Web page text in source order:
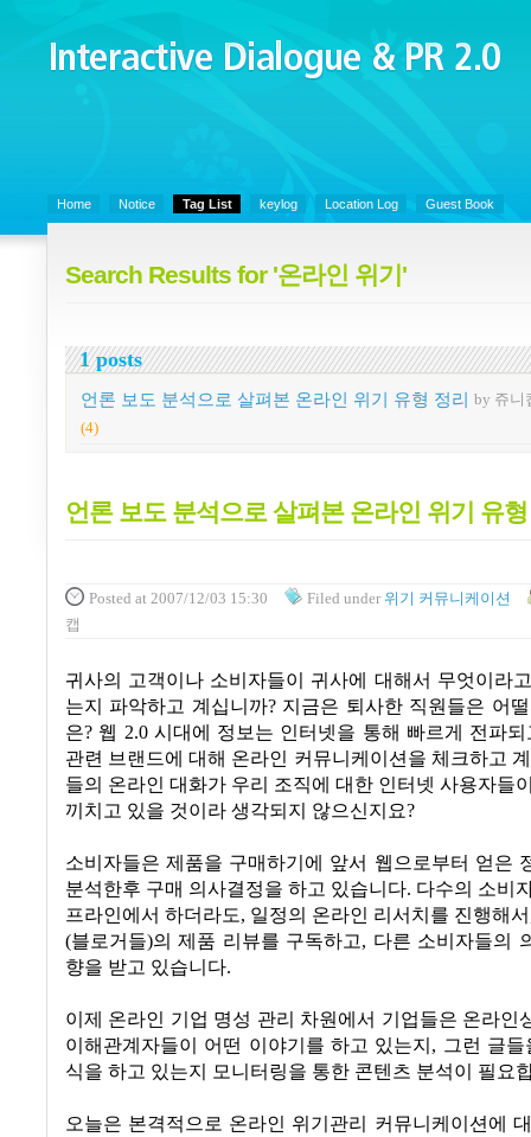
Interactive Dialogue &
PR 2.0
Home Notice Tag List keylog Location Log Guest Book
Search Results for '온라인 위기'
1 posts
언론 보도 분석으로 살펴본 온라인 위기 유형 정리 by 쥬니
(4)
언론 보도 분석으로 살펴본 온라인 위기 유
Posted at 2007/12/03 15:30 Filed under 위기 커뮤니케이션
캡
귀사의 고객이나 소비자들이 귀사에 대해서 무엇이라
는지 파악하고 계십니까? 지금은 퇴사한 직원들은 어
은? 웹 2.0 시대에 정보는 인터넷을 통해 빠르게 전파
관련 브랜드에 대해 온라인 커뮤니케이션을 체크하고
들의 온라인 대화가 우리 조직에 대한 인터넷 사용자들
끼치고 있을 것이라 생각되지 않으신지요?
소비자들은 제품을 구매하기에 앞서 웹으로부터 얻은
분석한후 구매 의사결정을 하고 있습니다. 다수의 소비
프라인에서 하더라도, 일정의 온라인 리서치를 진행해
(블로거들)의 제품 리뷰를 구독하고, 다른 소비자들의
향을 받고 있습니다.
이제 온라인 기업 명성 관리 차원에서 기업들은 온라인
이해관계자들이 어떤 이야기를 하고 있는지, 그런 글
식을 하고 있는지 모니터링을 통한 콘텐츠 분석이 필요
오늘은 본격적으로 온라인 위기관리 커뮤니케이션에